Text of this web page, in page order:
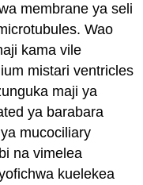
membrane ya seli
Wao
kama vile
mistari ventricles
maji ya
ya barabara
mucociliary
na vimelea
kuelekea